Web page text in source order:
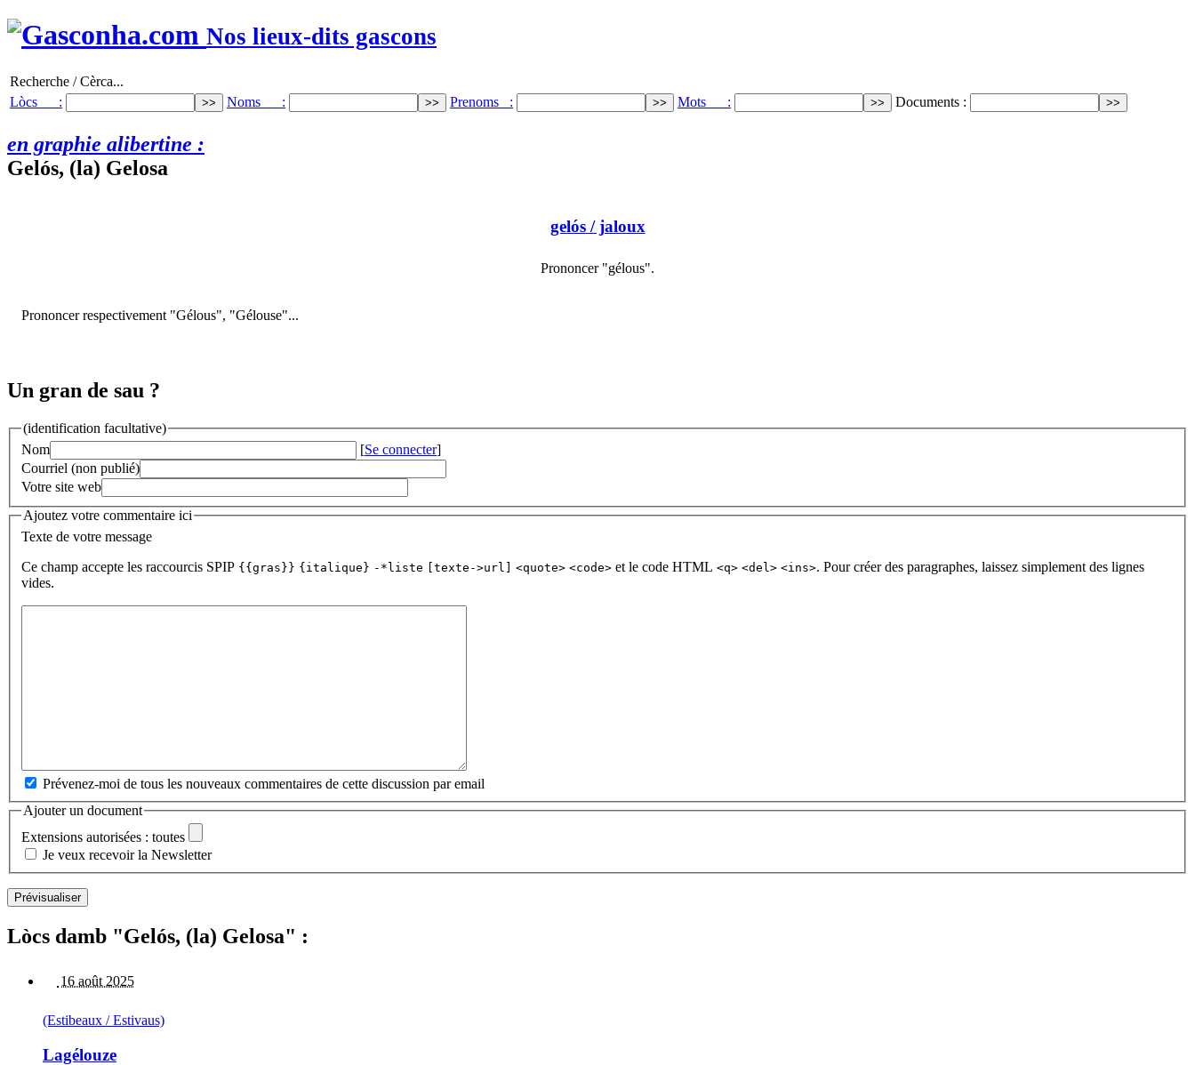
Nos lieux-dits gascons
Recherche / Cèrca...
Lòcs :
Noms : Prenoms : Mots : Documents :
en graphie alibertine :
Gelós, (la) Gelosa
gelós/ jaloux
Prononcer "gélous".
Prononcer respectivement "Gélous", "Gélouse"...
Un gran de sau ?
(identification facultative)
Nom
[Se connecter]
Courriel (non publié)
Votre site web
Ajoutez votre commentaire ici
Texte de votre message
Ce champ accepte les raccourcis SPIP {{gras}} {italique} -*liste [texte->url] <quote> <code> et le code HTML <q> <del> <ins>. Pour créer des paragraphes, laissez simplement des lignes
vides.
Prévenez-moi de tous les nouveaux commentaires de cette discussion par email
Ajouter un document
Extensions autorisées : toutes
Je veux recevoir la Newsletter
Lòcs damb "Gelós, (la) Gelosa" :
16 août 2025
(Estibeaux / Estivaus)
Lagélouze